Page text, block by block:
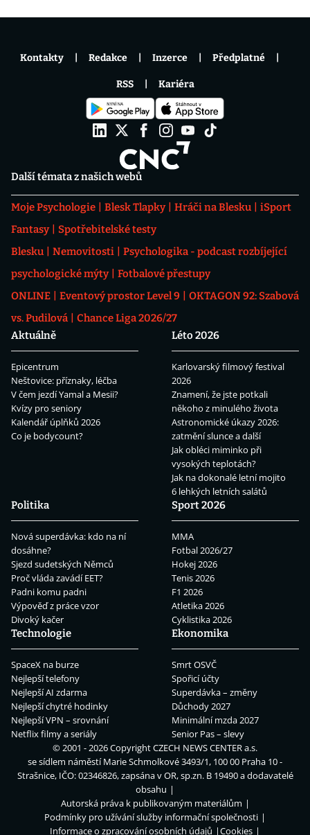
Další témata z našich webů
Moje Psychologie Blesk Tlapky Hráči na Blesku
iSport
Fantasy
Spotřebitelské testy
Blesku
Nemovitosti
Psychologika - podcast rozbíjející
psychologické mýty
Fotbalové přestupy
ONLINE
Eventový prostor Level 9
OKTAGON 92: Szabová
vs. Pudilová
Chance Liga 2026/27
Aktuálně
Epicentrum
Neštovice: příznaky, léčba
V čem jezdí Yamal a Mesii?
Kvízy pro seniory
Kalendář úplňků 2026
Co je bodycount?
Léto 2026
Karlovarský filmový festival
2026
Znamení, že jste potkali
někoho z minulého života
Astronomické úkazy 2026:
zatmění slunce a další
Jak obléci miminko při
vysokých teplotách?
Jak na dokonalé letní mojito
6 lehkých letních salátů
Politika
Nová superdávka: kdo na ní
dosáhne?
Sjezd sudetských Němců
Proč vláda zavádí EET?
Padni komu padni
Výpověď z práce vzor
Divoký kačer
Sport 2026
MMA
Fotbal 2026/27
Hokej 2026
Tenis 2026
F1 2026
Atletika 2026
Cyklistika 2026
Technologie
SpaceX na burze
Nejlepší telefony
Nejlepší AI zdarma
Nejlepší chytré hodinky
Nejlepší VPN – srovnání
Netflix filmy a seriály
Ekonomika
Smrt OSVČ
Spořicí účty
Superdávka – změny
Důchody 2027
Minimální mzda 2027
Senior Pas – slevy
Kontakty Redakce Inzerce Předplatné
RSS Kariéra
© 2001 - 2026 CopyrightCZECH NEWS CENTER a.s.
se sídlem náměstí Marie Schmolkové 3493/1, 100 00 Praha 10 -
Strašnice, IČO: 02346826, zapsána v OR, sp.zn. B 19490 a dodavatelé
obsahu
Autorská práva k publikovaným materiálům
Podmínky pro užívání služby informační společnosti
Informace o zpracování osobních údajů
Cookies